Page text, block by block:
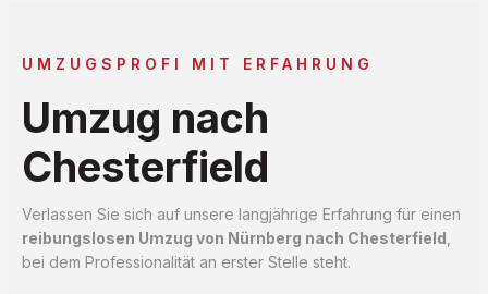
UMZUGSPROFI MIT ERFAHRUNG
Umzug nach
Chesterfield
Verlassen Sie sich auf unsere langjährige Erfahrung für einen
reibungslosen Umzug von Nürnberg nach Chesterfield
bei dem Professionalität an erster Stelle steht.